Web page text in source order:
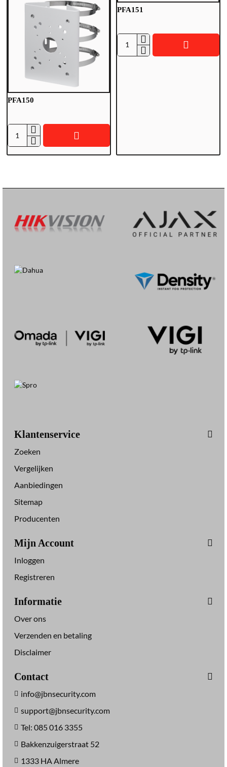
3
PFA150
PFA151
Klantenservice
Zoeken
Vergelijken
Aanbiedingen
Sitemap
Producenten
Mijn Account
Inloggen
Registreren
Informatie
Over ons
Verzenden en betaling
Disclaimer
Contact
info@jbnsecurity.com
support@jbnsecurity.com
Tel: 085 016 3355
Bakkenzuigerstraat 52
1333 HA Almere